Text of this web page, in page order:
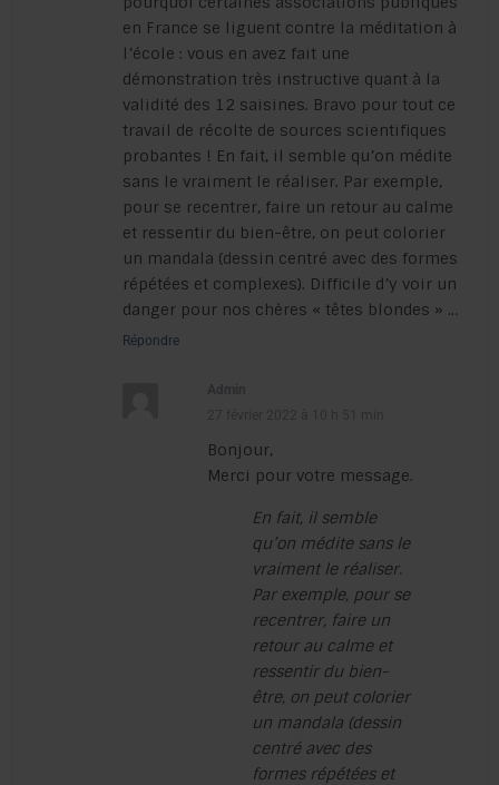
en France se liguent contre la méditation à
l’école : vous en avez fait une
démonstration très instructive quant à la
validité des 12 saisines. Bravo pour tout ce
travail de récolte de sources scientifiques
probantes ! En fait, il semble qu’on médite
sans le vraiment le réaliser. Par exemple,
pour se recentrer, faire un retour au calme
et ressentir du bien-être, on peut colorier
un mandala (dessin centré avec des formes
répétées et complexes). Difficile d’y voir un
danger pour nos chères « têtes blondes » …
Répondre
Bonjour,
Merci pour votre message.
En fait, il semble
qu’on médite sans le
vraiment le réaliser.
Par exemple, pour se
recentrer, faire un
retour au calme et
ressentir du bien-
être, on peut colorier
un mandala (dessin
centré avec des
formes répétées et